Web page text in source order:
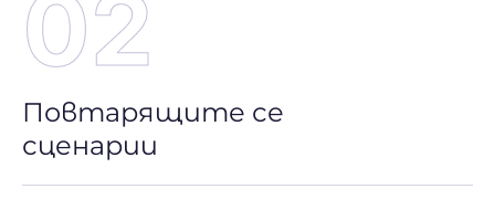
02
Повтарящите се
сценарии